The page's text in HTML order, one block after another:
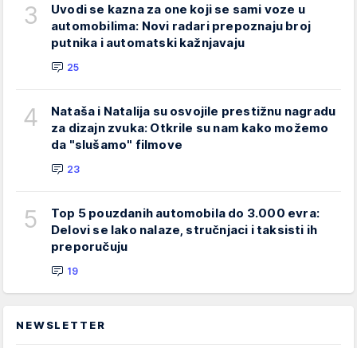
3
Uvodi se kazna za one koji se sami voze u
automobilima: Novi radari prepoznaju broj
putnika i automatski kažnjavaju
25
4
Nataša i Natalija su osvojile prestižnu nagradu
za dizajn zvuka: Otkrile su nam kako možemo
da "slušamo" filmove
23
5
Top 5 pouzdanih automobila do 3.000 evra:
Delovi se lako nalaze, stručnjaci i taksisti ih
preporučuju
19
NEWSLETTER